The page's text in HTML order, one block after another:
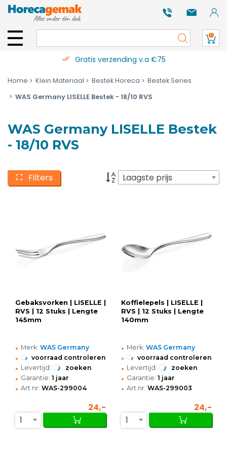
0
Gratis verzending v.a €75
Home Klein Materiaal Bestek Horeca
Bestek Series
WAS Germany LISELLE Bestek - 18/10 RVS
WAS Germany LISELLE Bestek
- 18/10 RVS
Filters Laagste prijs
Gebaksvorken | LISELLE |
RVS | 12 Stuks | Lengte
145mm
• Merk: WAS Germany
• voorraad controleren
• Levertijd: zoeken
• Garantie: 1 jaar
• Art.nr: WAS-299004
24,-
1
Koffielepels | LISELLE |
RVS | 12 Stuks | Lengte
140mm
• Merk: WAS Germany
• voorraad controleren
• Levertijd: zoeken
• Garantie: 1 jaar
• Art.nr: WAS-299003
24,-
1